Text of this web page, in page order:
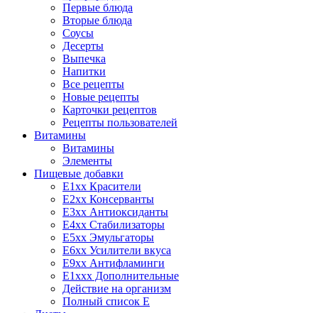
Первые блюда
Вторые блюда
Соусы
Десерты
Выпечка
Напитки
Все рецепты
Новые рецепты
Карточки рецептов
Рецепты пользователей
Витамины
Витамины
Элементы
Пищевые добавки
E1xx Красители
E2xx Консерванты
E3xx Антиоксиданты
E4xx Стабилизаторы
E5xx Эмульгаторы
E6xx Усилители вкуса
E9xx Антифламинги
E1xxx Дополнительные
Действие на организм
Полный список E